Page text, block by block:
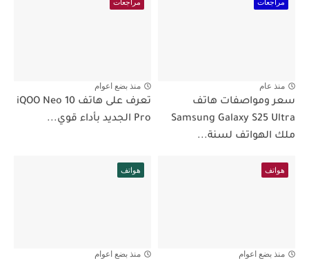
مراجعات
منذ عام
سعر ومواصفات هاتف
Samsung Galaxy S25 Ultra
ملك الهواتف لسنة...
مراجعات
منذ بضع اعوام
تعرف على هاتف iQOO Neo 10
Pro الجديد بأداء قوي...
هواتف
منذ بضع اعوام
هواتف
منذ بضع اعوام